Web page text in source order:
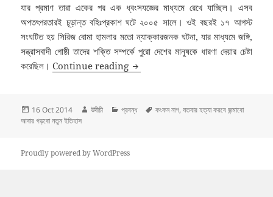
যার প্রমাণ তারা একের পর এক ধ্বংসযজ্ঞের মাধ্যমে রেখে যাচ্ছিল। এসব
অপতৎপরতারই চূড়ান্ত বহিঃপ্রকাশ ঘটে ২০০৫ সালে। ওই বছরই ১৭ আগস্ট
সংঘটিত হয় সিরিজ বোমা হামলার মতো ন্যাক্কারজনক ঘটনা, যার মাধ্যমে জঙ্গি,
সন্ত্রাসবাদী গোষ্ঠী তাদের শক্তি সম্পর্কে পুরো দেশের মানুষকে ধারণা দেয়ার চেষ্টা
করেছিল।Continue reading যতবার হত্যা করবে, জন্মাবো আবার, গড়বো নতুন
Posted
on
16 Oct 2014 Author
উদীচী Categories
প্রবন্ধ Tags
কংকন নাগ,যতবার হত্যা করবে জন্মাবো
আবার গড়বো নতুন ইতিহাস
Proudly powered by WordPress